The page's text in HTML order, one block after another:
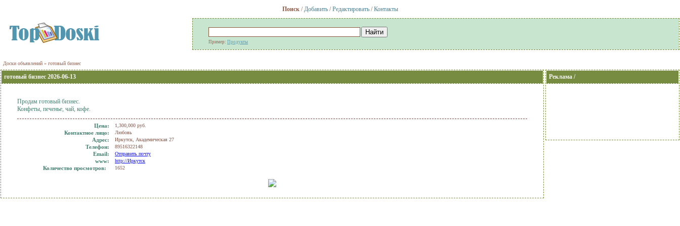
Поиск/Добавить/Редактировать/Контакты
Пример: Продукты
Доски объявлений » готовый бизнес
готовый бизнес 2026-06-13
Продам готовый бизнес.
Конфеты, печенье, чай, кофе.
Цена: 1,300,000 руб.
Контактное лицо: Любовь
Адрес: Иркутск, Академическая 27
Телефон: 89516322148
Еmail: Отправить почту
www: http://Иркутск
Количество просмотров: 1652
Реклама /